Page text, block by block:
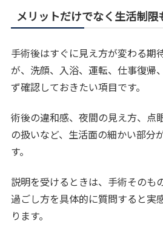
メリットだけでなく生活制限
手術後はすぐに見え方が変わる期
が、洗顔、入浴、運転、仕事復帰
ず確認しておきたい項目です。
術後の違和感、夜間の見え方、点
の扱いなど、生活面の細かい部分
す。
説明を受けるときは、手術そのも
過ごし方を具体的に質問すると実
ります。